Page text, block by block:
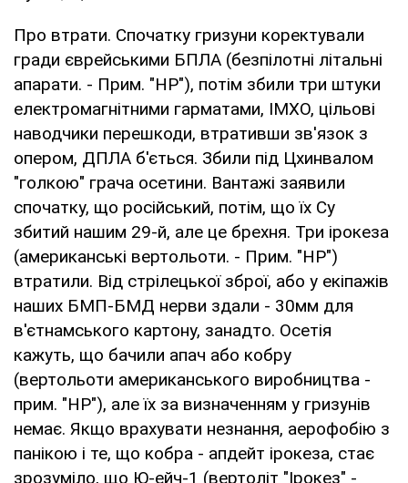
Про втрати. Спочатку гризуни коректували
гради єврейськими БПЛА (безпілотні літальні
апарати. - Прим. "НР"), потім збили три штуки
електромагнітними гарматами, ІМХО, цільові
наводчики перешкоди, втративши зв'язок з
опером, ДПЛА б'ється. Збили під Цхинвалом
"голкою" грача осетини. Вантажі заявили
спочатку, що російський, потім, що їх Су
збитий нашим 29-й, але це брехня. Три ірокеза
(американські вертольоти. - Прим. "НР")
втратили. Від стрілецької зброї, або у екіпажів
наших БМП-БМД нерви здали - 30мм для
в'єтнамського картону, занадто. Осетія
кажуть, що бачили апач або кобру
(вертольоти американського виробництва -
прим. "НР"), але їх за визначенням у гризунів
немає. Якщо врахувати незнання, аерофобію з
панікою і те, що кобра - апдейт ірокеза, стає
зрозуміло, що Ю-ейч-1 (вертоліт "Ірокез" -